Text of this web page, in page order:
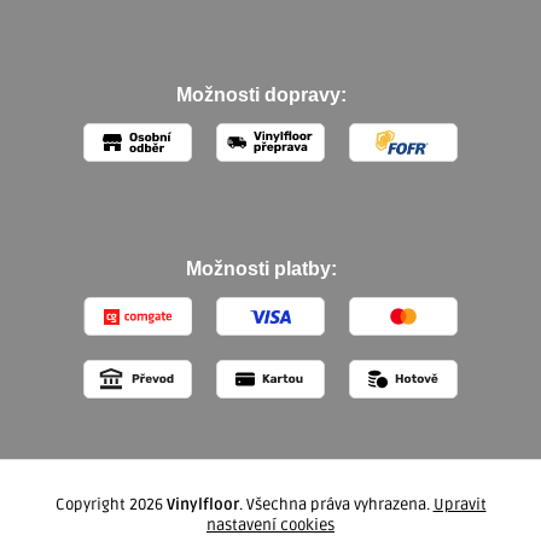
Možnosti dopravy:
Možnosti platby:
Copyright 2026Vinylfloor. Všechna práva vyhrazena. Upravit
nastavení cookies